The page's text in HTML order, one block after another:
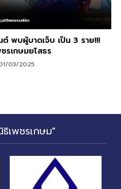
ต์ พบผู้บาดเจ็บ เป็น 3 ราย!!!
รเกษมยโสธร
03/2025
เพชรเกษม"